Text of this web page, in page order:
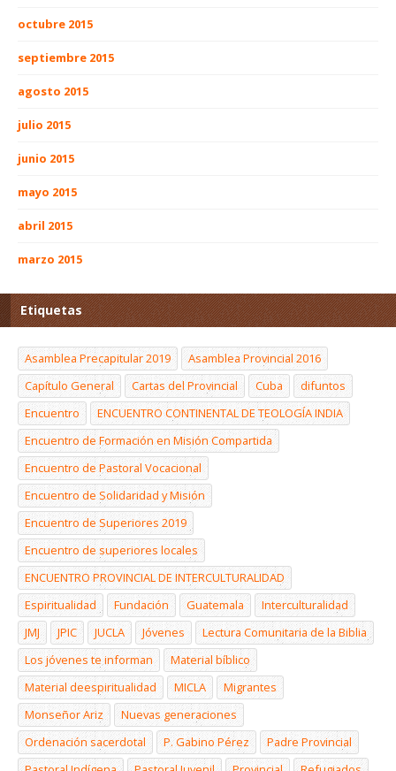
octubre 2015
septiembre 2015
agosto 2015
julio 2015
junio 2015
mayo 2015
abril 2015
marzo 2015
Etiquetas
Asamblea Precapitular 2019
Asamblea Provincial 2016
Capítulo General
Cartas del Provincial Cuba
difuntos
Encuentro
ENCUENTRO CONTINENTAL DE TEOLOGÍA INDIA
Encuentro de Formación en Misión Compartida
Encuentro de Pastoral Vocacional
Encuentro de Solidaridad y Misión
Encuentro de Superiores 2019
Encuentro de superiores locales
ENCUENTRO PROVINCIAL DE INTERCULTURALIDAD
Espiritualidad
Fundación Guatemala
Interculturalidad
JMJ
JPIC JUCLA Jóvenes
Lectura Comunitaria de la Biblia
Los jóvenes te informan
Material bíblico
Material deespiritualidad
MICLA
Migrantes
Monseñor Ariz
Nuevas generaciones
Ordenación sacerdotal
P. Gabino Pérez
Padre Provincial